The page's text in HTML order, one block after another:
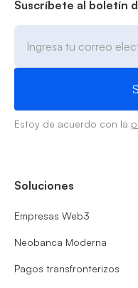
Suscríbete al boletín
Estoy de acuerdo con la
Soluciones
Empresas Web3
Neobanca Moderna
Pagos transfronterizos